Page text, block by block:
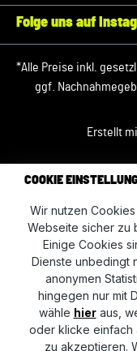
Folge uns auf
*Alle Preise inkl.
ggf.
Erstellt
COOKIE
Wir nutzen
Webseite sicher zu
Einige Cookies
Dienste unbedingt
anonymen
hingegen nur mit
wähle hieraus,
oder klicke einfach
zu akzeptieren.